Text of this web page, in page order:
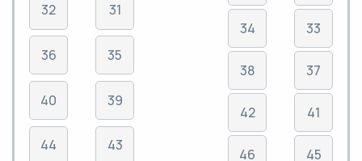
32
36
40
44
31
35
39
43
34
38
42
46
33
37
41
45